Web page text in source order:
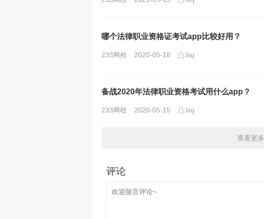
哪个法律职业资格证考试app比较好用？
233网校 2020-05-18 lxq
备战2020年法律职业资格考试用什么app？
233网校 2020-05-15 lxq
查看更多